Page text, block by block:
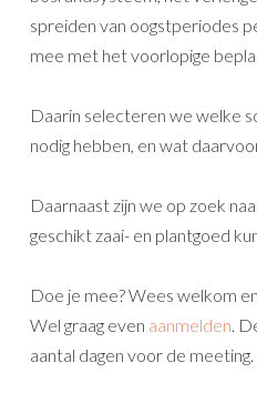
spreiden van oogstperiodes
mee met het voorlopige
Daarin selecteren we welke
nodig hebben, en wat
Daarnaast zijn we op zoek
geschikt zaai- en plantgoed
Doe je mee? Wees welkom
Wel graag even aanmelden.
aantal dagen voor de meeting.